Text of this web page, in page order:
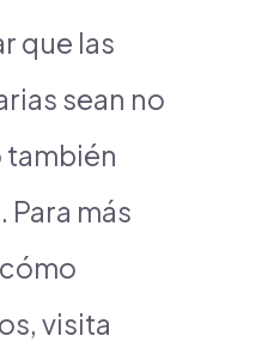
que las
sean no
también
más
visita